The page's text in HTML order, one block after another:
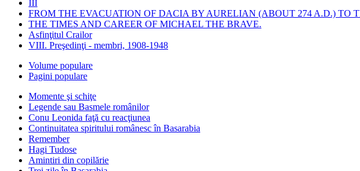
III
FROM THE EVACUATION OF DACIA BY AURELIAN (ABOUT 274 A.D.) TO
THE TIMES AND CAREER OF MICHAEL THE BRAVE.
Asfinţitul Crailor
VIII. Preşedinţi - membri, 1908-1948
Volume populare
Pagini populare
Momente şi schiţe
Legende sau Basmele românilor
Conu Leonida faţă cu reacţiunea
Continuitatea spiritului românesc în Basarabia
Remember
Hagi Tudose
Amintiri din copilărie